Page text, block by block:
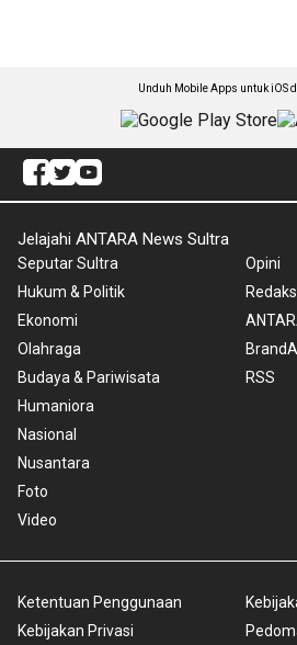
Unduh Mobile Apps untuk iOS
Jelajahi ANTARA News Sultra
Seputar Sultra
Hukum & Politik
Ekonomi
Olahraga
Budaya & Pariwisata
Humaniora
Nasional
Nusantara
Foto
Video
Opini
BrandA
RSS
Ketentuan Penggunaan
Kebijakan Privasi